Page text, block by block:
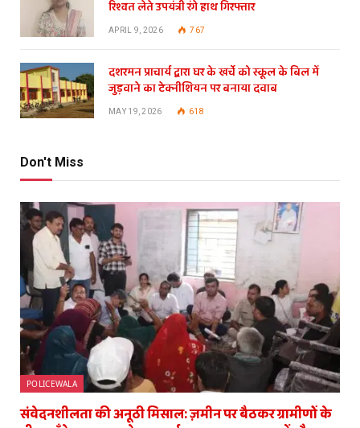
रिश्वत लेते उपयंत्री रंगे हाथ गिरफ्तार
APRIL 9, 2026 767
दशरमन प्राचार्य द्वारा घर के खर्चे को स्कूल के बिल में
जुड़वाने का टेक्नीशियन पर बनाया दवाब
MAY 19, 2026 618
Don't Miss
POLICEWALA
संवेदनशीलता की अनूठी मिसाल: ज़मीन पर बैठकर ग्रामीणों के